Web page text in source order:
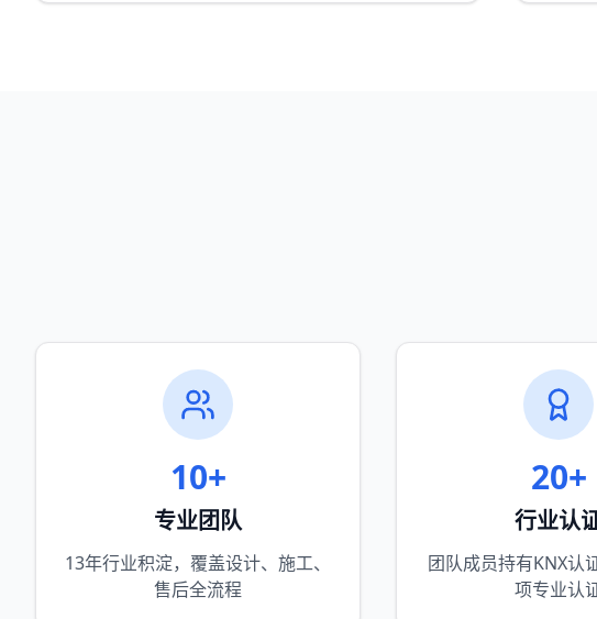
10+
专业团队
13年行业积淀，覆盖设计、施工、
售后全流程
20+
行业认
团队成员持有KNX认
项专业认